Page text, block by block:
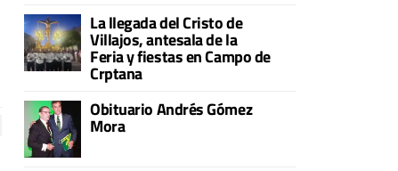
La llegada del Cristo de
Villajos, antesala de la
Feria y fiestas en Campo de
Crptana
Obituario Andrés Gómez
Mora